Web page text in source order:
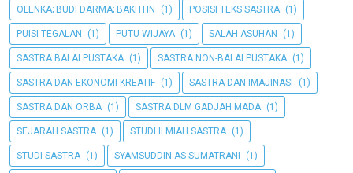
OLENKA; BUDI DARMA; BAKHTIN (1) POSISI TEKS SASTRA (1)
PUISI TEGALAN (1) PUTU WIJAYA (1) SALAH ASUHAN (1)
SASTRA BALAI PUSTAKA (1) SASTRA NON-BALAI PUSTAKA (1)
SASTRA DAN EKONOMI KREATIF (1) SASTRA DAN IMAJINASI (1)
SASTRA DAN ORBA (1) SASTRA DLM GADJAH MADA (1)
SEJARAH SASTRA (1) STUDI ILMIAH SASTRA (1)
STUDI SASTRA (1) SYAMSUDDIN AS-SUMATRANI (1)